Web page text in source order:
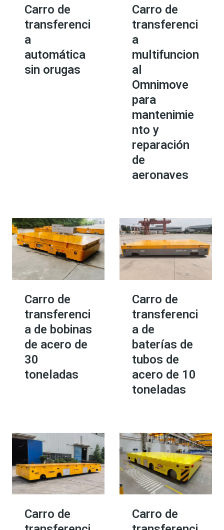
Carro de
transferenci
a
automática
sin orugas
Carro de
transferenci
a
multifuncion
al
Omnimove
para
mantenimie
nto y
reparación
de
aeronaves
Carro de
transferenci
a de bobinas
de acero de
30
toneladas
Carro de
transferenci
a de
baterías de
tubos de
acero de 10
toneladas
Carro de
Carro de